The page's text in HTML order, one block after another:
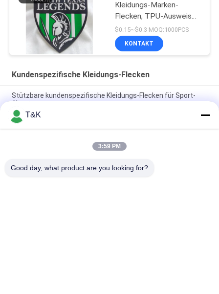
Kleidungs-Marken-
Flecken, TPU-Ausweis
für Team Apparel
$0.15~$0.3 MOQ:1000PCS
KONTAKT
Kundenspezifische Kleidungs-Flecken
Stützbare kundenspezifische Kleidungs-Flecken für Sport-
Abnutzung
Druck Flecken Haupt-Logo For Famous Brand der Logo
Wärmeübertragungs-TPU
Dauerhafte Einspritzung 3D druckte kundenspezifische
T&K
3:59 PM
Good day, what product are you looking for?